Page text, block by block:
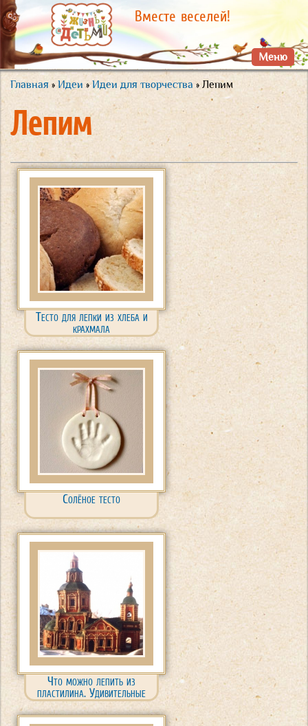
Перейти к
основному
содержанию
Вместе веселей!
Меню
Вы здесь
Главная » Идеи »Идеи для творчества » Лепим
Лепим
Тесто для лепки из хлеба и
крахмала
Солёное тесто
Что можно лепить из
пластилина. Удивительные
идеи!